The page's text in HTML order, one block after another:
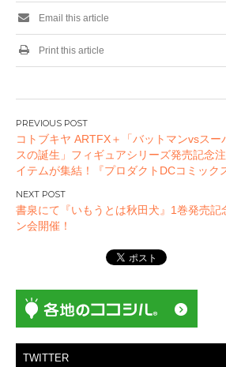
Email this article
Print this article
投
稿
ナ
ビ
ゲ
ー
ン
コトブキヤ ARTFX＋「バットマンvsス
スの誕生」フィギュアシリーズ発売記念
イテムが集結！『プロダクトDCコミック
書泉にて『いもうとは秋田犬』1巻発売記
ン会開催！
TWITTER